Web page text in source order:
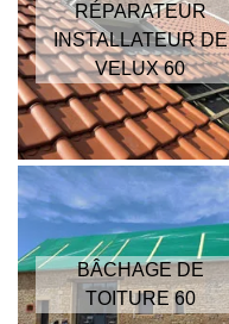
RÉPARATEUR
INSTALLATEUR DE
VELUX 60
BÂCHAGE DE
TOITURE 60